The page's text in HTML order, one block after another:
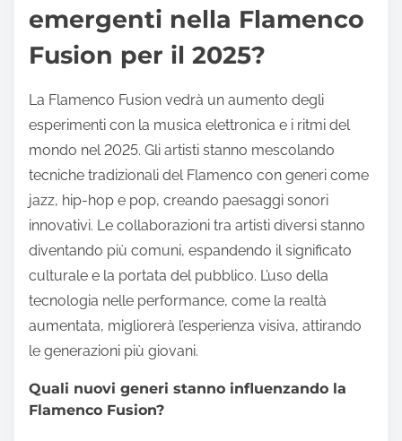
emergenti nella Flamenco
Fusion per il 2025?
La Flamenco Fusion vedrà un aumento degli
esperimenti con la musica elettronica e i ritmi del
mondo nel 2025. Gli artisti stanno mescolando
tecniche tradizionali del Flamenco con generi come
jazz, hip-hop e pop, creando paesaggi sonori
innovativi. Le collaborazioni tra artisti diversi stanno
diventando più comuni, espandendo il significato
culturale e la portata del pubblico. L’uso della
tecnologia nelle performance, come la realtà
aumentata, migliorerà l’esperienza visiva, attirando
le generazioni più giovani.
Quali nuovi generi stanno influenzando la
Flamenco Fusion?